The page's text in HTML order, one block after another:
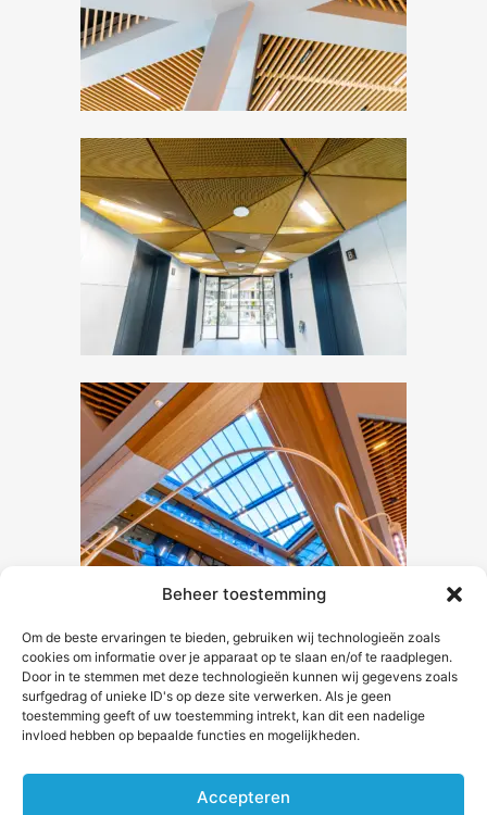
Beheer toestemming
Om de beste ervaringen te bieden, gebruiken wij technologieën zoals
cookies om informatie over je apparaat op te slaan en/of te raadplegen.
Door in te stemmen met deze technologieën kunnen wij gegevens zoals
surfgedrag of unieke ID's op deze site verwerken. Als je geen
toestemming geeft of uw toestemming intrekt, kan dit een nadelige
invloed hebben op bepaalde functies en mogelijkheden.
Accepteren
Home
Nieuwsbrief
Plafond&Wand.info
Actueel
Project
Algemene
Voorwaarden